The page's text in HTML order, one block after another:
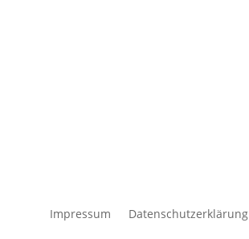
Impressum Datenschutzerklärung